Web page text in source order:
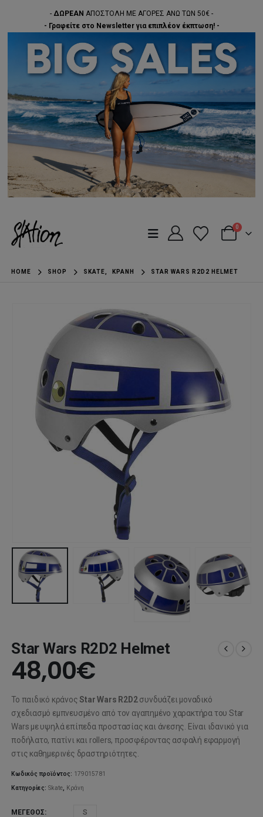
- ΔΩΡΕΑΝ ΑΠΟΣΤΟΛΗ ΜΕ ΑΓΟΡΕΣ ΑΝΩ ΤΩΝ 50€ -
- Γραφείτε στο Newsletter για επιπλέον έκπτωση! -
0
HOME SHOP SKATE, ΚΡΆΝΗ STAR WARS R2D2 HELMET
Star Wars R2D2 Helmet
48,00€
Το παιδικό κράνοςStar Wars R2D2συνδυάζει μοναδικό
σχεδιασμό εμπνευσμένο από τον αγαπημένο χαρακτήρα του Star
Wars με υψηλά επίπεδα προστασίας και άνεσης. Είναι ιδανικό για
ποδήλατο, πατίνι και rollers, προσφέροντας ασφαλή εφαρμογή
στις καθημερινές δραστηριότητες.
Κωδικός προϊόντος: 179015781
Κατηγορίες:Skate, Κράνη
ΜΈΓΕΘΟΣ S